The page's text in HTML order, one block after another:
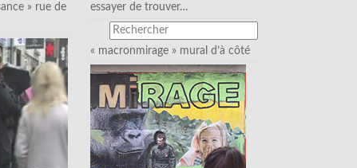
» rue de
essayer de trouver…
« macronmirage » mural d’à côté